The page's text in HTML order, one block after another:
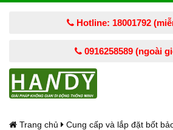
Hotline: 18001792
0916258589 (ngoài
Trang chủ Cung cấp và lắp đặt bốt